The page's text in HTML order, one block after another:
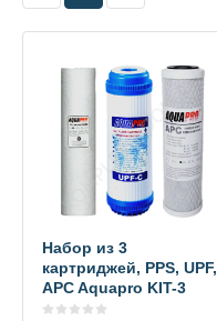
Набор из 3
картриджей, PPS, UPF,
APC Aquapro KIT-3